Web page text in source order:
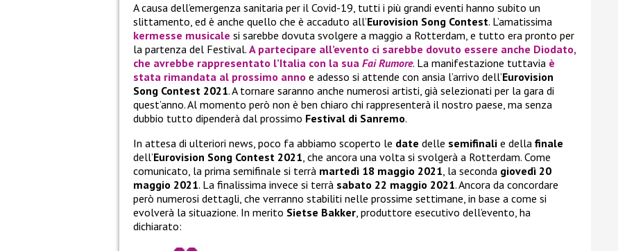
A causa dell’emergenza sanitaria per il Covid-19, tutti i più grandi eventi hanno subito un
slittamento, ed è anche quello che è accaduto all’Eurovision Song Contest. L’amatissima
kermesse musicale si sarebbe dovuta svolgere a maggio a Rotterdam, e tutto era pronto per
la partenza del Festival. A partecipare all’evento ci sarebbe dovuto essere anche Diodato,
che avrebbe rappresentato l’Italia con la sua Fai Rumore. La manifestazione tuttavia è
stata rimandata al prossimo anno e adesso si attende con ansia l’arrivo dell’Eurovision
Song Contest 2021. A tornare saranno anche numerosi artisti, già selezionati per la gara di
quest’anno. Al momento però non è ben chiaro chi rappresenterà il nostro paese, ma senza
dubbio tutto dipenderà dal prossimo Festival di Sanremo.
In attesa di ulteriori news, poco fa abbiamo scoperto le date delle semifinali e della finale
dell’Eurovision Song Contest 2021, che ancora una volta si svolgerà a Rotterdam. Come
comunicato, la prima semifinale si terrà martedì 18 maggio 2021, la seconda giovedì 20
maggio 2021. La finalissima invece si terrà sabato 22 maggio 2021. Ancora da concordare
però numerosi dettagli, che verranno stabiliti nelle prossime settimane, in base a come si
evolverà la situazione. In merito Sietse Bakker, produttore esecutivo dell’evento, ha
dichiarato: